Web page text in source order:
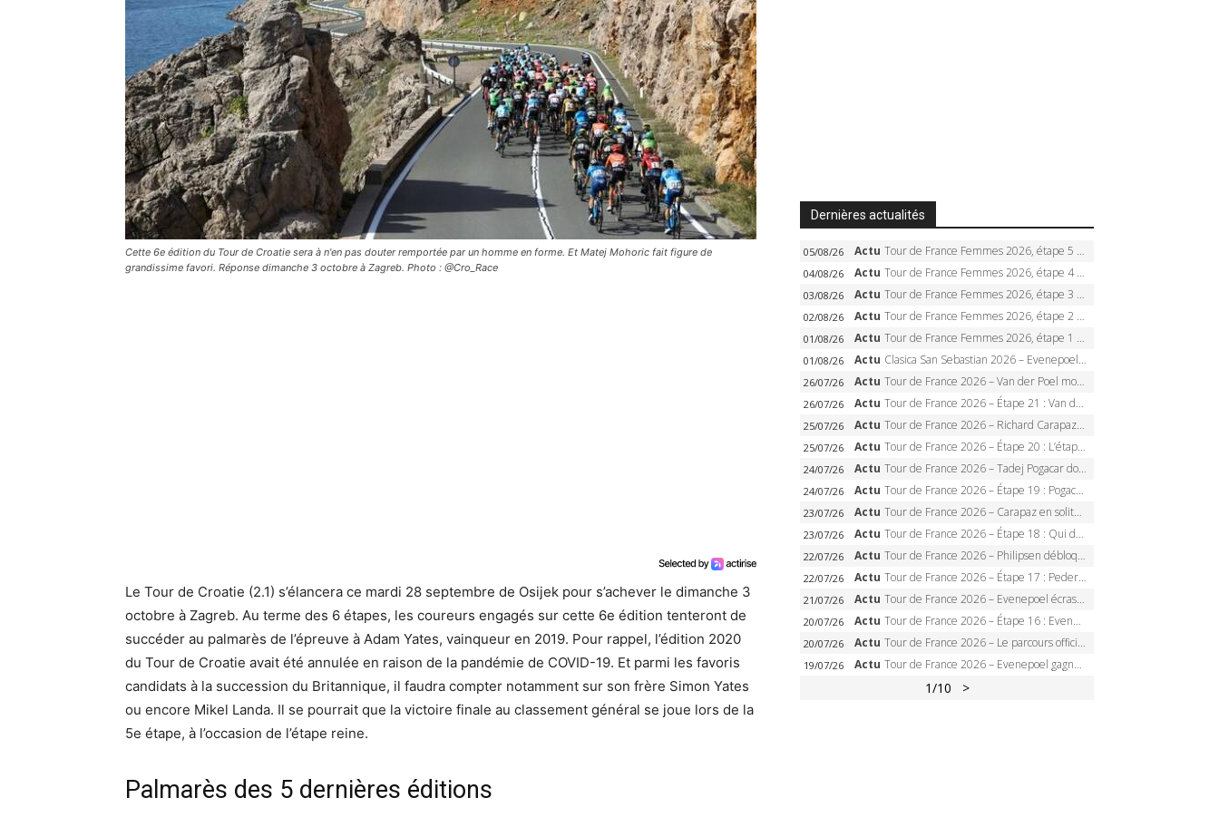
Cette 6e édition du Tour de Croatie sera à n'en pas douter remportée par un homme en forme. Et Matej Mohoric fait figure de
grandissime favori. Réponse dimanche 3 octobre à Zagreb. Photo : @Cro_Race
Le Tour de Croatie (2.1) s’élancera ce mardi 28 septembre de Osijek pour s’achever le dimanche 3
octobre à Zagreb. Au terme des 6 étapes, les coureurs engagés sur cette 6e édition tenteront de
succéder au palmarès de l’épreuve à Adam Yates, vainqueur en 2019. Pour rappel, l’édition 2020
du Tour de Croatie avait été annulée en raison de la pandémie de COVID-19. Et parmi les favoris
candidats à la succession du Britannique, il faudra compter notamment sur son frère Simon Yates
ou encore Mikel Landa. Il se pourrait que la victoire finale au classement général se joue lors de la
5e étape, à l’occasion de l’étape reine.
Palmarès des 5 dernières éditions
Dernières actualités
05/08/26 Actu Tour de France Femmes 2026, étape 5 – Demi Vollering gagne à Belleville, Reusser en jaune, Ferrand-Prévot coule
04/08/26 Actu Tour de France Femmes 2026, étape 4 – Marlen Reusser écrase le chrono, Ferrand-Prévot en crise
03/08/26 Actu Tour de France Femmes 2026, étape 3 – Sigrid Haugset en solitaire, 88 km d’échappée, maillot jaune
02/08/26 Actu Tour de France Femmes 2026, étape 2 – Lorena Wiebes doublé à Genève, Markus héroïque, 7e record
01/08/26 Actu Tour de France Femmes 2026, étape 1 – Lorena Wiebes intouchable à Lausanne, premier maillot jaune
01/08/26 Actu Clasica San Sebastian 2026 – Evenepoel recordman, 4e victoire, Carapaz battu au sprint
26/07/26 Actu Tour de France 2026 – Van der Poel monumental à Paris, Pogacar égale le record des cinq sacres
26/07/26 Actu Tour de France 2026 – Étape 21 : Van der Poel, Pogacar, qui succédera à Wout van Aert sur les Champs-Elysées ?
25/07/26 Actu Tour de France 2026 – Richard Carapaz roi des Alpes, doublé et maillot à pois, Seixas perd le podium
25/07/26 Actu Tour de France 2026 – Étape 20 : L’étape reine, Galibier, Sarenne, Alpe d’Huez, qui succédera à Pogacar ?
24/07/26 Actu Tour de France 2026 – Tadej Pogacar dompte l’Alpe d’Huez, 5e victoire, record de Pantani pulvérisé
24/07/26 Actu Tour de France 2026 – Étape 19 : Pogacar peut-il enfin dompter l’Alpe d’Huez ?
23/07/26 Actu Tour de France 2026 – Carapaz en solitaire à Orcières-Merlette, Paret-Peintre à un point du maillot à pois
23/07/26 Actu Tour de France 2026 – Étape 18 : Qui domptera Orcières-Merlette, première marche vers l’Alpe d’Huez ?
22/07/26 Actu Tour de France 2026 – Philipsen débloque son compteur à Voiron, Pedersen en danger pour le maillot vert
22/07/26 Actu Tour de France 2026 – Étape 17 : Pedersen peut-il verrouiller le maillot vert à Voiron ?
21/07/26 Actu Tour de France 2026 – Evenepoel écrase le chrono d’Évian, Seixas 4e, Lipowitz abandonne
20/07/26 Actu Tour de France 2026 – Étape 16 : Evenepoel, Pogacar, Ganna… qui domptera le chrono d’Évian pour redessiner le podium ?
20/07/26 Actu Tour de France 2026 – Le parcours officiel complet : 21 étapes, profils, carte et dates
19/07/26 Actu Tour de France 2026 – Evenepoel gagne à Solaison, Vingegaard abandonne, Pogacar toujours en jaune
1/10 >